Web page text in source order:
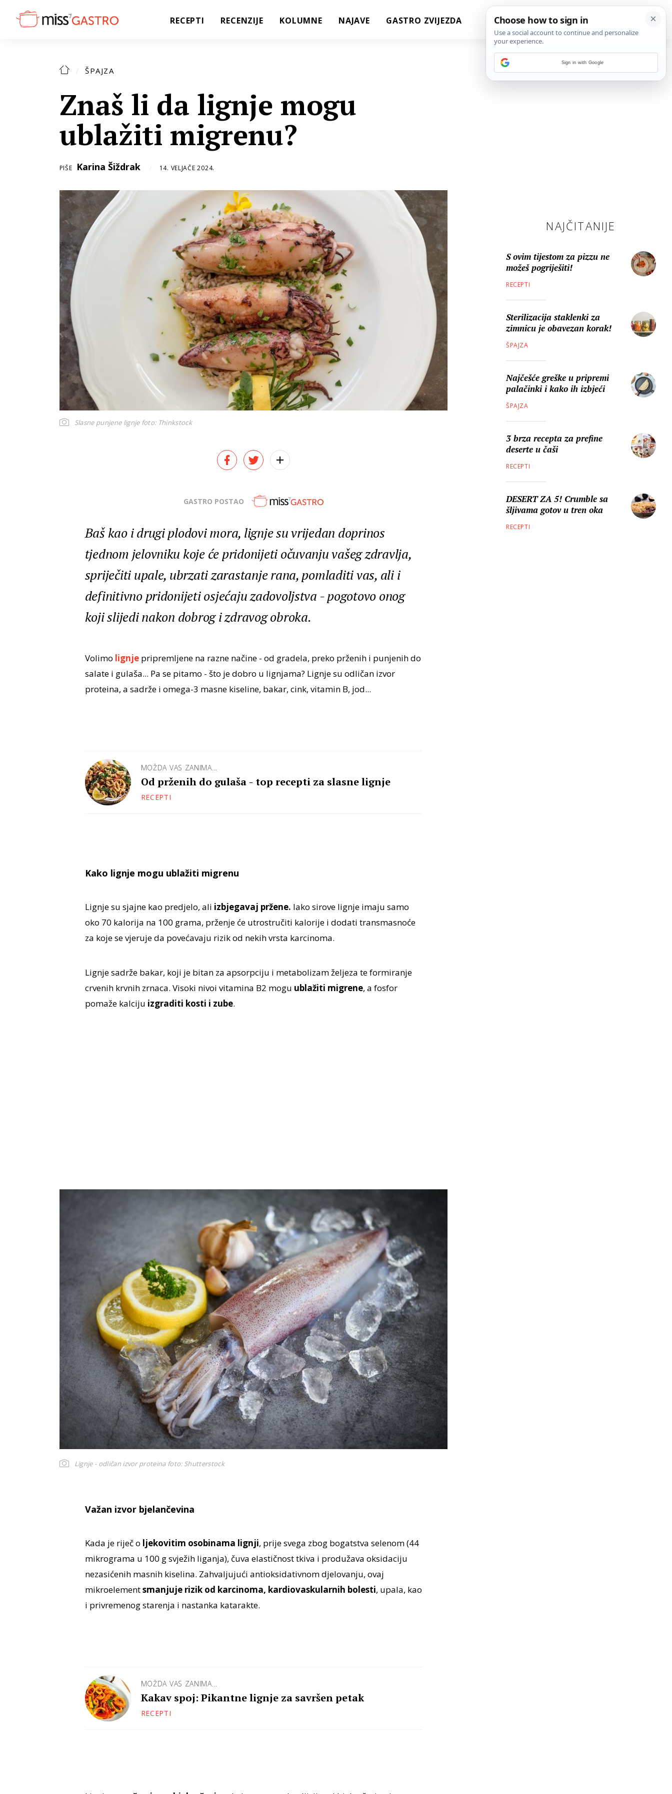
RECEPTI RECENZIJE KOLUMNE NAJAVE GASTRO ZVIJEZDA
ŠPAJZA
Znaš li da lignje mogu
ublažiti migrenu?
PIŠE Karina Šiždrak 14. VELJAČE 2024.
Slasne punjene lignje foto: Thinkstock
GASTRO POSTAO
Baš kao i drugi plodovi mora, lignje su vrijedan doprinos
tjednom jelovniku koje će pridonijeti očuvanju vašeg zdravlja,
spriječiti upale, ubrzati zarastanje rana, pomladiti vas, ali i
definitivno pridonijeti osjećaju zadovoljstva - pogotovo onog
koji slijedi nakon dobrog i zdravog obroka.
Volimo lignjepripremljene na razne načine - od gradela, preko prženih i punjenih do
salate i gulaša... Pa se pitamo - što je dobro u lignjama? Lignje su odličan izvor
proteina, a sadrže i omega-3 masne kiseline, bakar, cink, vitamin B, jod...
MOŽDA VAS ZANIMA...
Od prženih do gulaša - top recepti za slasne lignje
RECEPTI
Kako lignje mogu ublažiti migrenu
Lignje su sjajne kao predjelo, ali izbjegavaj pržene. Iako sirove lignje imaju samo
oko 70 kalorija na 100 grama, prženje će utrostručiti kalorije i dodati transmasnoće
za koje se vjeruje da povećavaju rizik od nekih vrsta karcinoma.
Lignje sadrže bakar, koji je bitan za apsorpciju i metabolizam željeza te formiranje
crvenih krvnih zrnaca. Visoki nivoi vitamina B2 mogu ublažiti migrene, a fosfor
pomaže kalciju izgraditi kosti i zube.
Lignje - odličan izvor proteina foto: Shutterstock
Važan izvor bjelančevina
Kada je riječ o ljekovitim osobinama lignji, prije svega zbog bogatstva selenom (44
mikrograma u 100 g svježih liganja), čuva elastičnost tkiva i produžava oksidaciju
nezasićenih masnih kiselina. Zahvaljujući antioksidativnom djelovanju, ovaj
mikroelementsmanjuje rizik od karcinoma, kardiovaskularnih bolesti, upala, kao
i privremenog starenja i nastanka katarakte.
MOŽDA VAS ZANIMA...
Kakav spoj: Pikantne lignje za savršen petak
RECEPTI
NAJČITANIJE
S ovim tijestom za pizzu ne
možeš pogriješiti!
RECEPTI
Sterilizacija staklenki za
zimnicu je obavezan korak!
ŠPAJZA
Najčešće greške u pripremi
palačinki i kako ih izbjeći
ŠPAJZA
3 brza recepta za prefine
deserte u čaši
RECEPTI
DESERT ZA 5! Crumble sa
šljivama gotov u tren oka
RECEPTI
Sign in with Google